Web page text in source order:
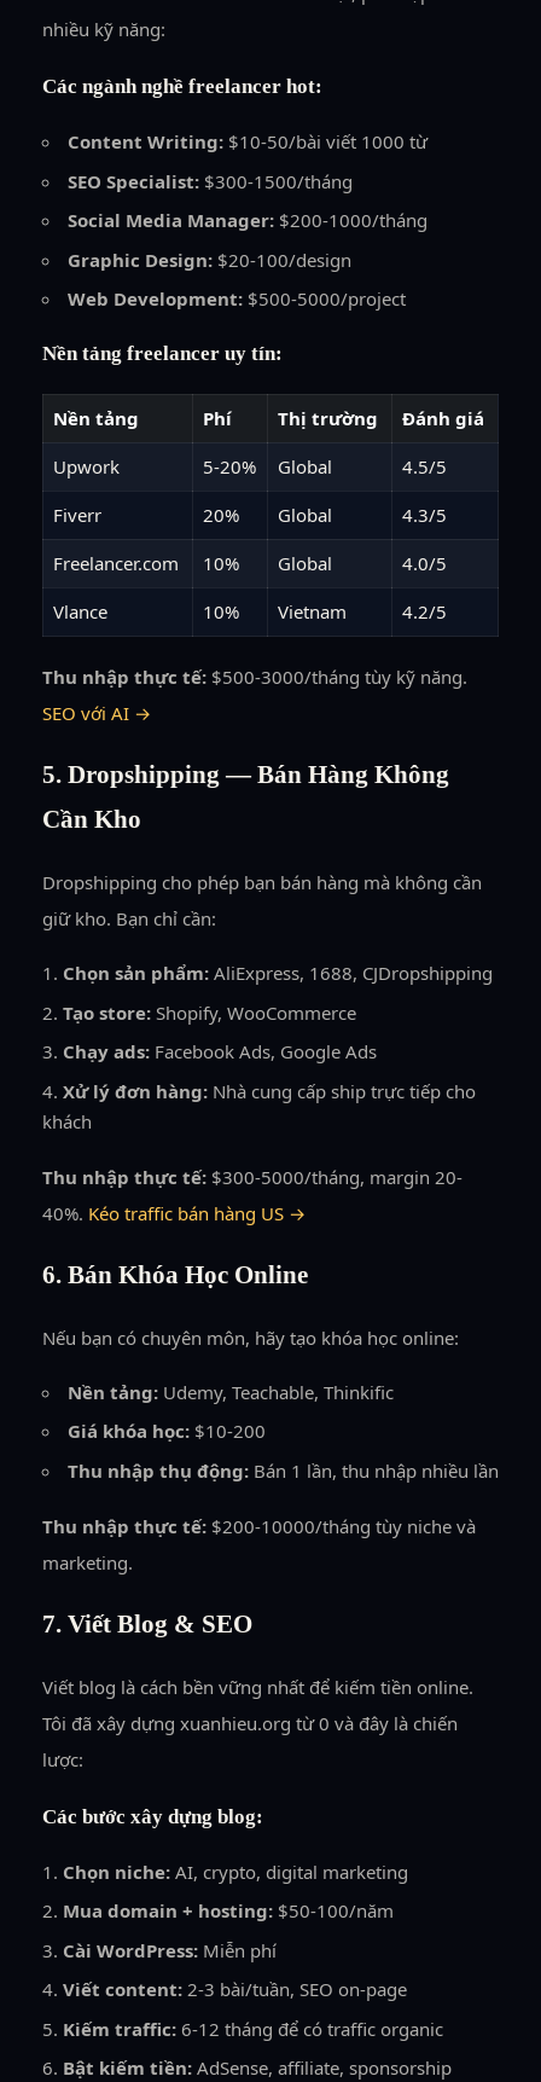
nhiều kỹ năng:
Các ngành nghề freelancer hot:
Content Writing: $10-50/bài viết 1000 từ
SEO Specialist: $300-1500/tháng
Social Media Manager: $200-1000/tháng
Graphic Design: $20-100/design
Web Development: $500-5000/project
Nền tảng freelancer uy tín:
Nền tảng Phí Thị trường
Đánh giá
Upwork
5-20% Global
4.5/5
Fiverr
20% Global
4.3/5
Freelancer.com
10% Global
4.0/5
Vlance
10% Vietnam 4.2/5
Thu nhập thực tế: $500-3000/tháng tùy kỹ năng.
SEO với AI →
5. Dropshipping — Bán Hàng Không
Cần Kho
Dropshipping cho phép bạn bán hàng mà không cần
giữ kho. Bạn chỉ cần:
Chọn sản phẩm: AliExpress, 1688, CJDropshipping
Tạo store: Shopify, WooCommerce
Chạy ads: Facebook Ads, Google Ads
Xử lý đơn hàng: Nhà cung cấp ship trực tiếp cho
khách
Thu nhập thực tế: $300-5000/tháng, margin 20-
40%. Kéo traffic bán hàng US →
6. Bán Khóa Học Online
Nếu bạn có chuyên môn, hãy tạo khóa học online:
Nền tảng: Udemy, Teachable, Thinkific
Giá khóa học: $10-200
Thu nhập thụ động: Bán 1 lần, thu nhập nhiều lần
Thu nhập thực tế: $200-10000/tháng tùy niche và
marketing.
7. Viết Blog & SEO
Viết blog là cách bền vững nhất để kiếm tiền online.
Tôi đã xây dựng xuanhieu.org từ 0 và đây là chiến
lược:
Các bước xây dựng blog:
Chọn niche: AI, crypto, digital marketing
Mua domain + hosting: $50-100/năm
Cài WordPress: Miễn phí
Viết content: 2-3 bài/tuần, SEO on-page
Kiếm traffic: 6-12 tháng để có traffic organic
Bật kiếm tiền: AdSense, affiliate, sponsorship